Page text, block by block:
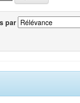
par